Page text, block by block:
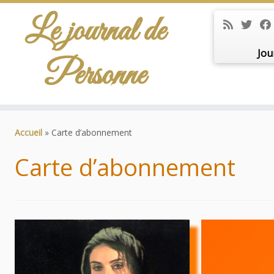
Le journal de
Personne
Accueil » Carte d’abonnement
Carte d’abonnement